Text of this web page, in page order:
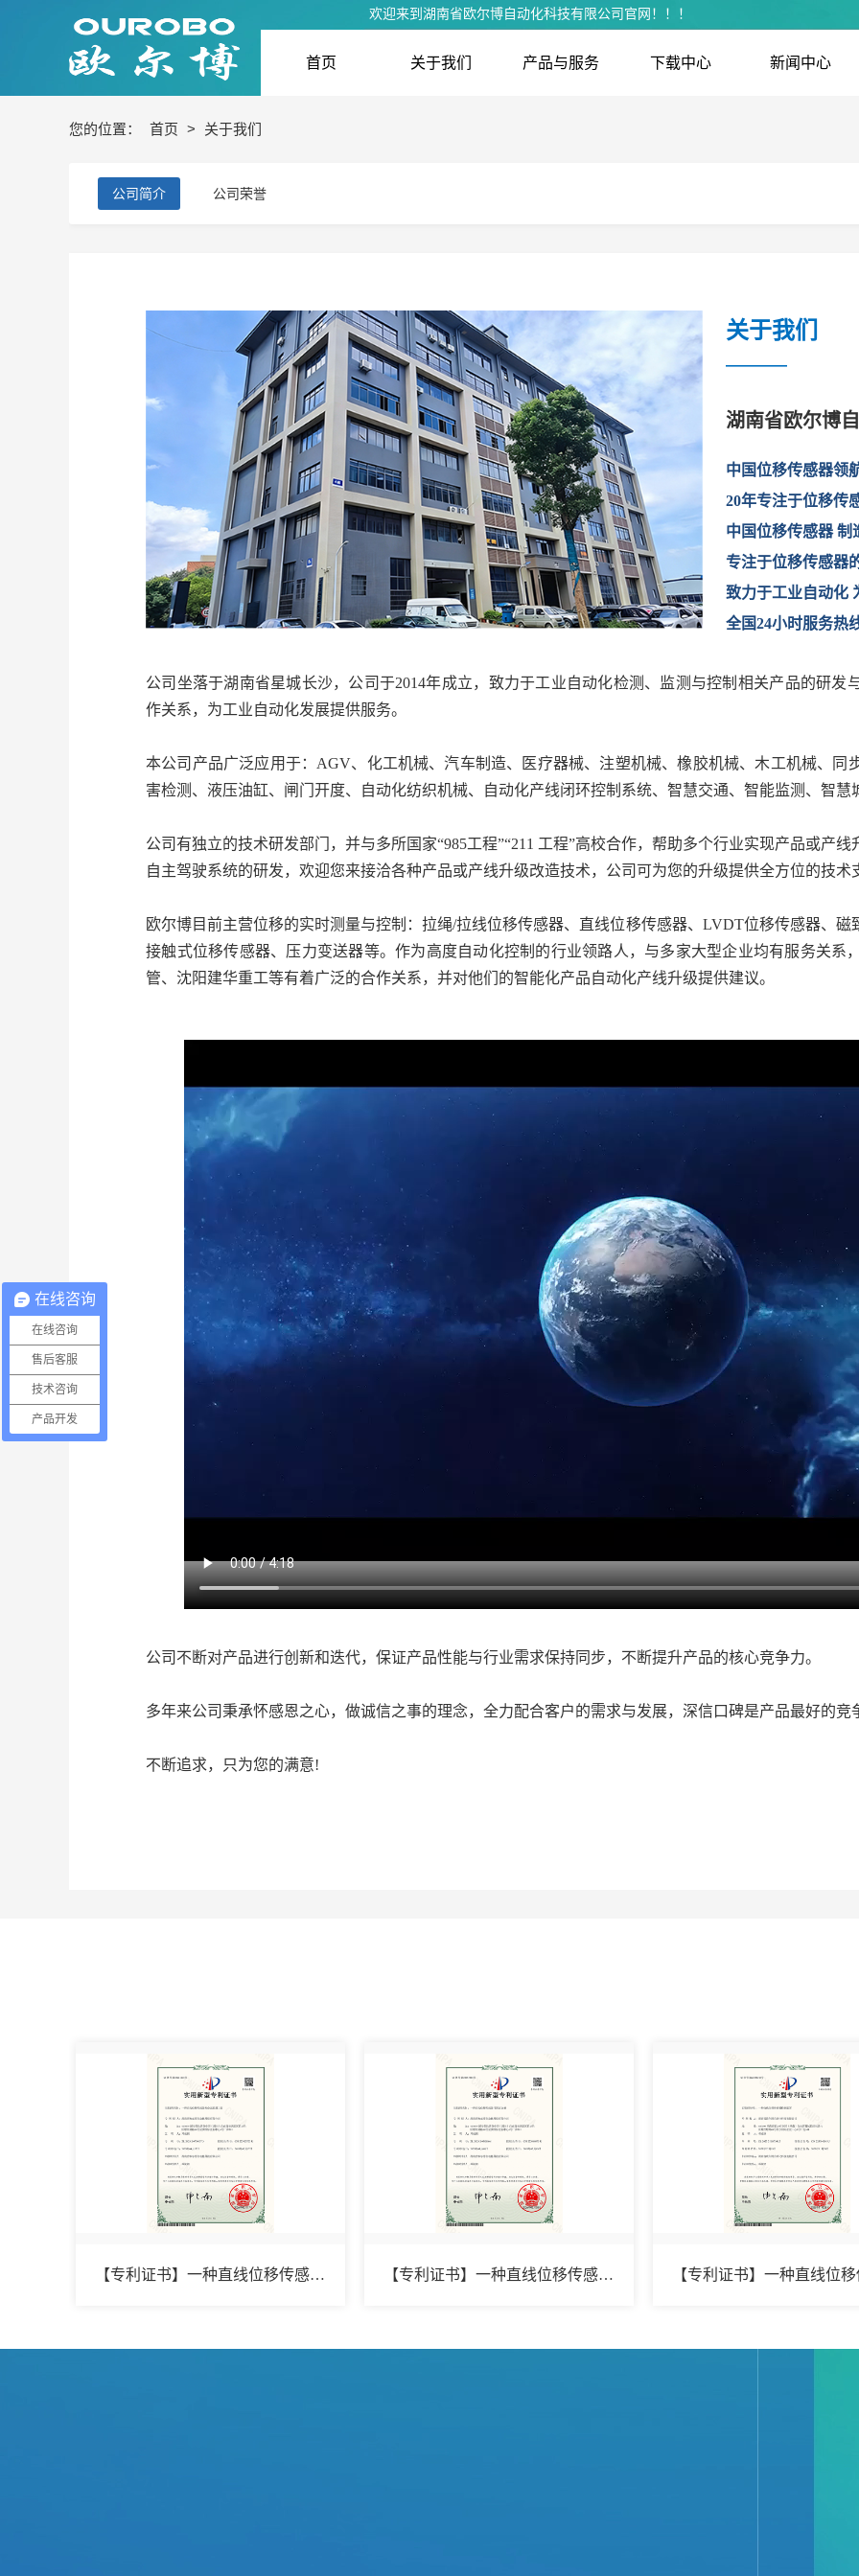
首页 关于我们 产品与服务 下载中心 新闻中心
欢迎来到湖南省欧尔博自动化科技有限公司官网！！﻿！﻿
您的位置： 首页 > 关于我们
公司简介 公司荣誉
关于我们
————
湖南省欧尔博
中国位移传感器领
20年专注于位移传
中国位移传感器 制
专注于位移传感器
致力于工业自动化
全国24小时服务热
公司坐落于湖南省星城长沙，公司于2014年成立，致力于工业自动化检测、监测与控制相关产品的研发
作关系，为工业自动化发展提供服务。
本公司产品广泛应用于：AGV、化工机械、汽车制造、医疗器械、注塑机械、橡胶机械、木工机械、同
害检测、液压油缸、闸门开度、自动化纺织机械、自动化产线闭环控制系统、智慧交通、智能监测、智慧
公司有独立的技术研发部门，并与多所国家“985工程”“211 工程”高校合作，帮助多个行业实现产品或产
自主驾驶系统的研发，欢迎您来接洽各种产品或产线升级改造技术，公司可为您的升级提供全方位的技术
欧尔博目前主营位移的实时测量与控制：拉绳/拉线位移传感器、直线位移传感器、LVDT位移传感器、
接触式位移传感器、压力变送器等。作为高度自动化控制的行业领路人，与多家大型企业均有服务关系
管、沈阳建华重工等有着广泛的合作关系，并对他们的智能化产品自动化产线升级提供建议。
公司不断对产品进行创新和迭代，保证产品性能与行业需求保持同步，不断提升产品的核心竞争力。
多年来公司秉承怀感恩之心，做诚信之事的理念，全力配合客户的需求与发展，深信口碑是产品最好的竞
不断追求，只为您的满意!
【专利证书】一种直线位移传感器寿命试验用工装 【专利证书】一种直线位移传感器用固定支架
在线咨询
在线咨询
售后客服
技术咨询
产品开发